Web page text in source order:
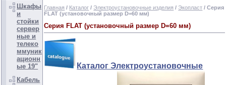
Шкафы
и
стойки
сервер
ные и
телеко
ммуник
ационн
ые 19"
Кабель
Главная / Каталог / Электроустановочные изделия / Экопласт / Серия
FLAT (установочный размер D=60 мм)
Серия FLAT (установочный размер D=60 мм)
Каталог Электроустановочные